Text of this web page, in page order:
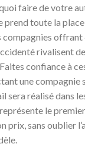
faire de votre
prend toute la
compagnies
rivalisent
confiance à
une compagnie
sera réalisé dans
le
prix, sans oublier